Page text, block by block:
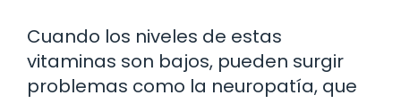
Cuando los niveles de estas
vitaminas son bajos, pueden surgir
problemas como la neuropatía, que